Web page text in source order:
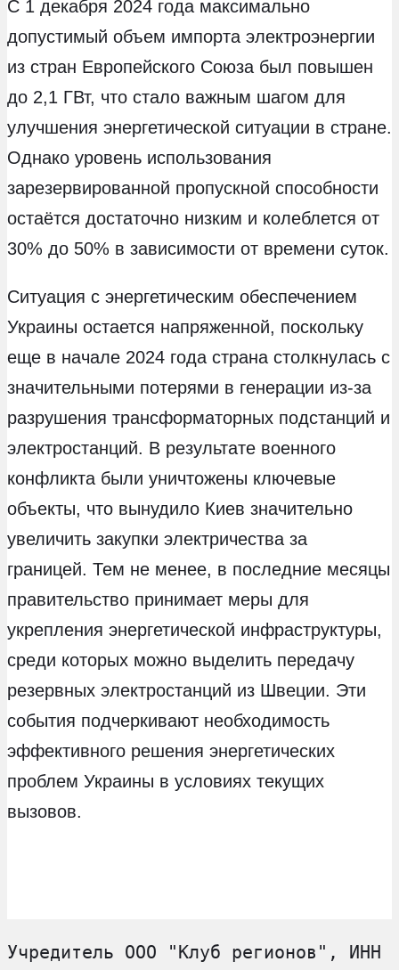
С 1 декабря 2024 года максимально
допустимый объем импорта электроэнергии
из стран Европейского Союза был повышен
до 2,1 ГВт, что стало важным шагом для
улучшения энергетической ситуации в стране.
Однако уровень использования
зарезервированной пропускной способности
остаётся достаточно низким и колеблется от
30% до 50% в зависимости от времени суток.
Ситуация с энергетическим обеспечением
Украины остается напряженной, поскольку
еще в начале 2024 года странa столкнулась с
значительными потерями в генерации из-за
разрушения трансформаторных подстанций и
электростанций. В результате военного
конфликта были уничтожены ключевые
объекты, что вынудило Киев значительно
увеличить закупки электричества за
границей. Тем не менее, в последние месяцы
правительство принимает меры для
укрепления энергетической инфраструктуры,
среди которых можно выделить передачу
резервных электростанций из Швеции. Эти
события подчеркивают необходимость
эффективного решения энергетических
проблем Украины в условиях текущих
вызовов.
Учредитель ООО "Клуб регионов", ИНН